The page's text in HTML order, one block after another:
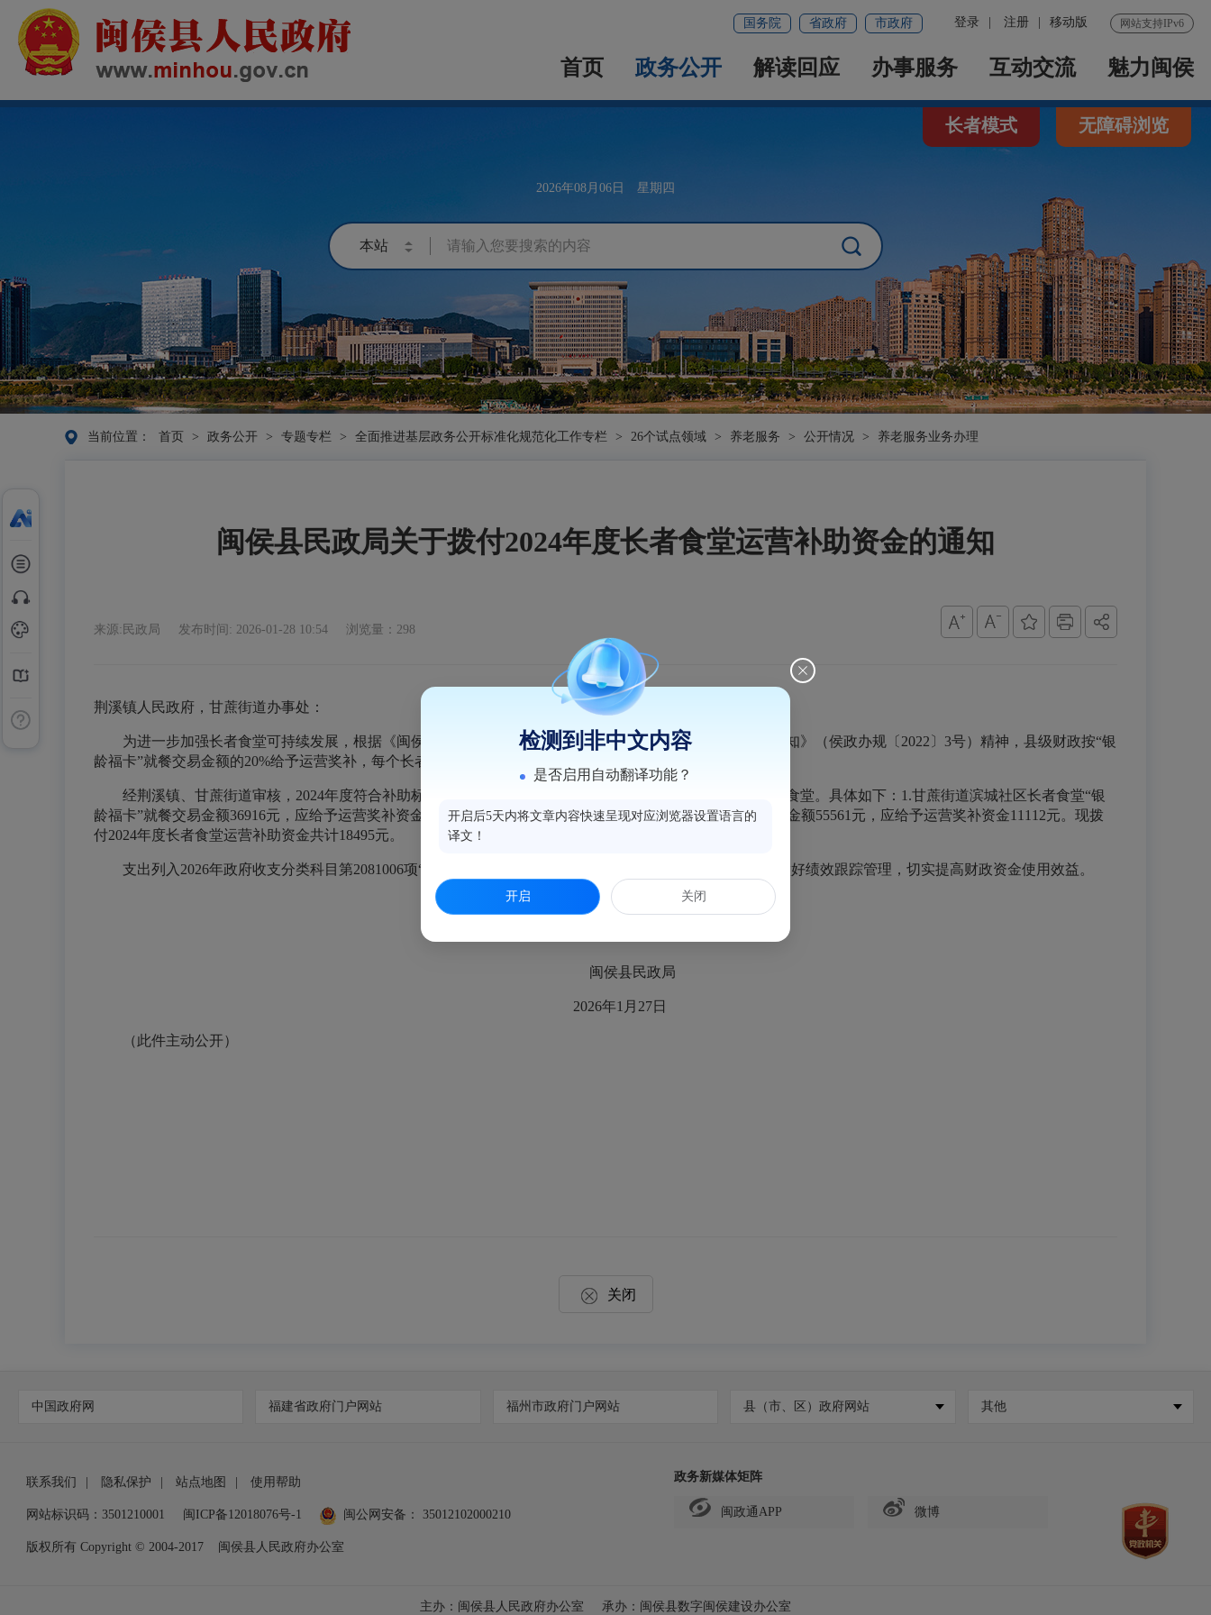
网站支持IPv6
登录 注册 移动版
国务院 省政府 市政府
首页 政务公开 解读回应 办事服务 互动交流 魅力闽侯
2026年08月06日 星期四
长者模式 无障碍浏览
当前位置： 首页 > 政务公开 > 专题专栏 > 全面推进基层政务公开标准化规范化工作专栏 > 26个试点领域 > 养老服务 > 公开情况 > 养老服务业务办理
闽侯县民政局关于拨付2024年度长者食堂运营补助资金的通知
来源:民政局 发布时间: 2026-01-28 10:54 浏览量：298
荆溪镇人民政府，甘蔗街道办事处：
为进一步加强长者食堂可持续发展，根据《闽侯县人民政府办公室关于印发闽侯县长者食堂建设方案的通知》（侯政办规〔2022〕3号）精神，县级财政按“银
龄福卡”就餐交易金额的20%给予运营奖补，每个长者食堂单年度最高不超过3万元。
经荆溪镇、甘蔗街道审核，2024年度符合补助标准的有荆溪镇大佳社区长者食堂和甘蔗街道滨城社区长者食堂。具体如下：1.甘蔗街道滨城社区长者食堂“银
龄福卡”就餐交易金额36916元，应给予运营奖补资金 7383 元；2.荆溪镇大佳社区长者食堂“银龄福卡”就餐交易金额55561元，应给予运营奖补资金11112元。现拨
付2024年度长者食堂运营补助资金共计18495元。
支出列入2026年政府收支分类科目第2081006项“养老服务”科目支出，请加强资金管理，确保专款专用，做好绩效跟踪管理，切实提高财政资金使用效益。
闽侯县民政局
2026年1月27日
（此件主动公开）
关闭
中国政府网 福建省政府门户网站 福州市政府门户网站 县（市、区）政府网站 其他
联系我们 隐私保护 站点地图 使用帮助
网站标识码：3501210001 闽ICP备12018076号-1 闽公网安备： 35012102000210
版权所有 Copyright © 2004-2017 闽侯县人民政府办公室
政务新媒体矩阵
闽政通APP 微博
主办：闽侯县人民政府办公室 承办：闽侯县数字闽侯建设办公室
检测到非中文内容
是否启用自动翻译功能？
开启后5天内将文章内容快速呈现对应浏览器设置语言的
译文！
开启 关闭